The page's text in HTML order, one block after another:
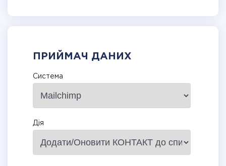
ПРИЙМАЧ ДАНИХ
Система
Дія